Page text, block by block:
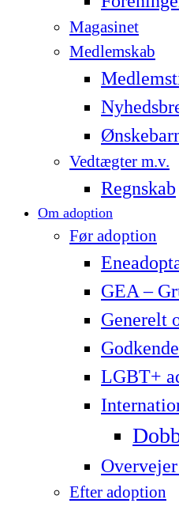
Magasinet
Medlemskab
Vedtægter m.v.
Regnskab
Om adoption
Før adoption
GEA –
Generelt
LG­BT+
Efter adoption